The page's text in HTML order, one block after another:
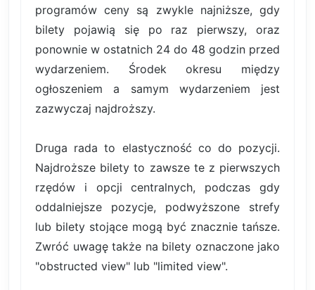
programów ceny są zwykle najniższe, gdy
bilety pojawią się po raz pierwszy, oraz
ponownie w ostatnich 24 do 48 godzin przed
wydarzeniem. Środek okresu między
ogłoszeniem a samym wydarzeniem jest
zazwyczaj najdroższy.
Druga rada to elastyczność co do pozycji.
Najdroższe bilety to zawsze te z pierwszych
rzędów i opcji centralnych, podczas gdy
oddalniejsze pozycje, podwyższone strefy
lub bilety stojące mogą być znacznie tańsze.
Zwróć uwagę także na bilety oznaczone jako
"obstructed view" lub "limited view".